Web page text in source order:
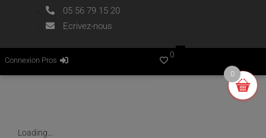
Connexion Pros
05 56 79 15 20
Ecrivez-nous
0
Loading...
0